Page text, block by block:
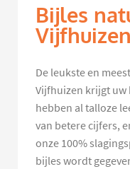
Bijles
Vijfhuizen
De leukste en
Vijfhuizen krijgt uw
hebben al talloze
van betere cijfers,
onze 100%
bijles wordt